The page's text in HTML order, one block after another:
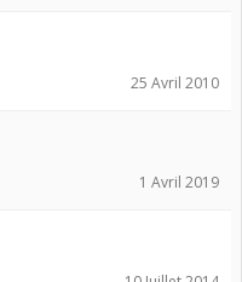
25 Avril 2010
1 Avril 2019